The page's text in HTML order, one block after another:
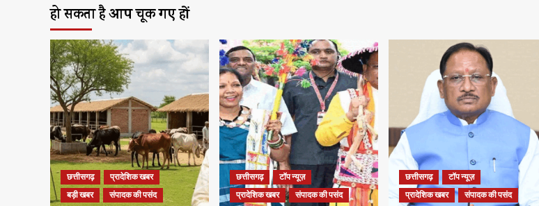
हो सकता है आप चूक गए हों
छत्तीसगढ़
प्रादेशिक खबर
बड़ी खबर
संपादक की पसंद
छत्तीसगढ़
टॉप न्यूज़
प्रादेशिक खबर
संपादक की पसंद
छत्तीसगढ़
टॉप न्यूज़
प्रादेशिक खबर
संपादक की पसंद